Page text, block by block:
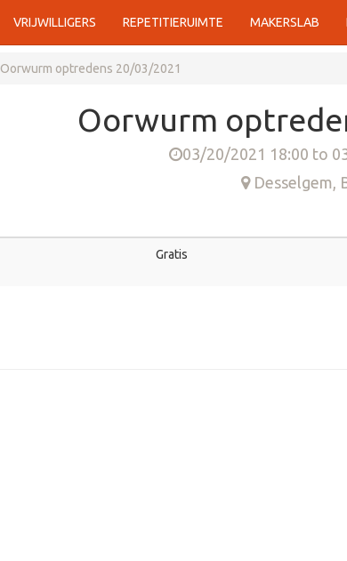
VRIJWILLIGERS REPETITIERUIMTE MAKERSLAB
Oorwurm optredens 20/03/2021
Oorwurm
03/20/2021 18:00 to
Desselgem,
Gratis